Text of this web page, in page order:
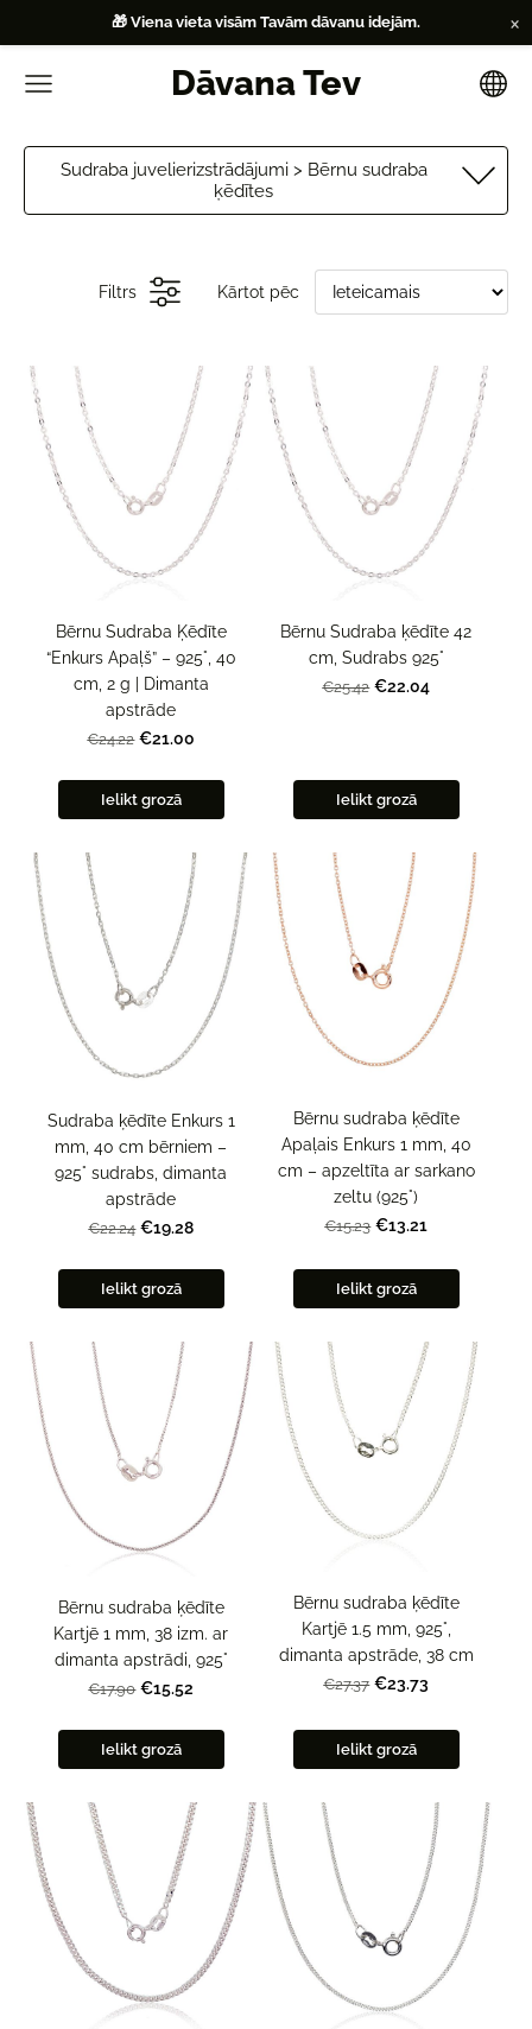
🎁 Viena vieta visām Tavām dāvanu idejām. ×
Dāvana Tev
Sudraba juvelierizstrādājumi > Bērnu sudraba
ķēdītes
Filtrs Kārtot pēc
Bērnu Sudraba Ķēdīte
“Enkurs Apaļš” – 925°, 40
cm, 2 g | Dimanta
apstrāde
€24.22 €21.00
Ielikt grozā
Bērnu Sudraba ķēdīte 42
cm, Sudrabs 925°
€25.42 €22.04
Ielikt grozā
Sudraba ķēdīte Enkurs 1
mm, 40 cm bērniem –
925° sudrabs, dimanta
apstrāde
€22.24 €19.28
Ielikt grozā
Bērnu sudraba ķēdīte
Apaļais Enkurs 1 mm, 40
cm – apzeltīta ar sarkano
zeltu (925°)
€15.23 €13.21
Ielikt grozā
Bērnu sudraba ķēdīte
Kartjē 1 mm, 38 izm. ar
dimanta apstrādi, 925°
€17.90 €15.52
Ielikt grozā
Bērnu sudraba ķēdīte
Kartjē 1.5 mm, 925°,
dimanta apstrāde, 38 cm
€27.37 €23.73
Ielikt grozā